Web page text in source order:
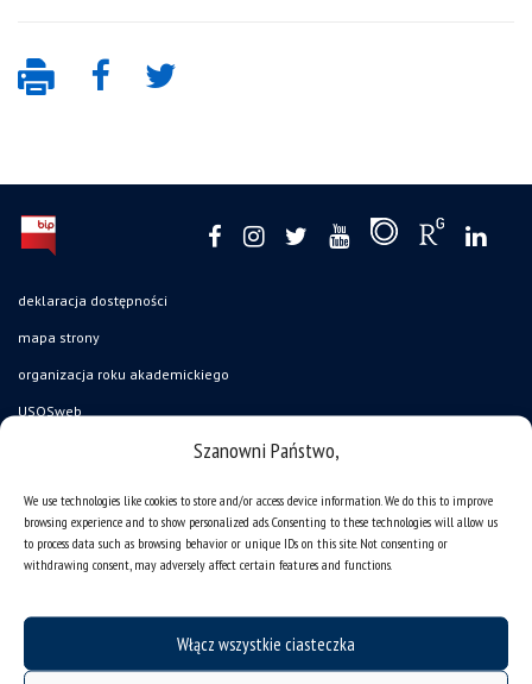
Szanowni Państwo,
We use technologies like cookies to store and/or access device information. We do this to improve
browsing experience and to show personalized ads. Consenting to these technologies will allow us
to process data such as browsing behavior or unique IDs on this site. Not consenting or
withdrawing consent, may adversely affect certain features and functions.
Włącz wszystkie ciasteczka
deklaracja dostępności
mapa strony
organizacja roku akademickiego
USOSweb
oferty pracy
jak pracujemy?
Wirtualny UŚ